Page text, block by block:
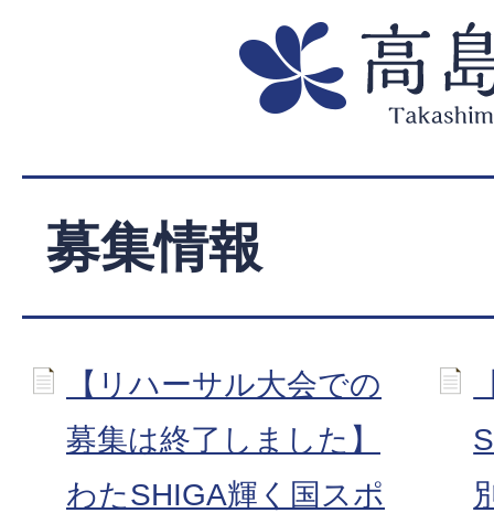
募集情報
【リハーサル大会での
募集は終了しました】
わたSHIGA輝く国スポ